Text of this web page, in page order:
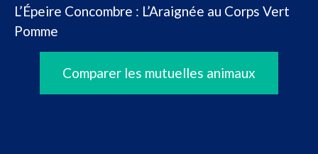
L’Épeire Concombre : L’Araignée au Corps Vert
Pomme
Comparer les mutuelles animaux